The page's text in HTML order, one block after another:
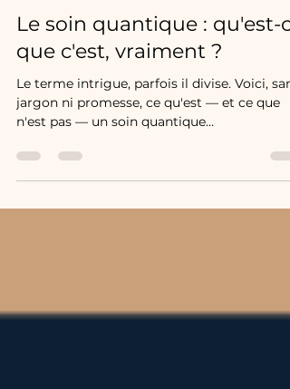
S.E. Médecine De la conscience
Le soin quantique : qu'est-
que c'est, vraiment ?
Le terme intrigue, parfois il divise. Voici,
n'est pas — un soin quantique…